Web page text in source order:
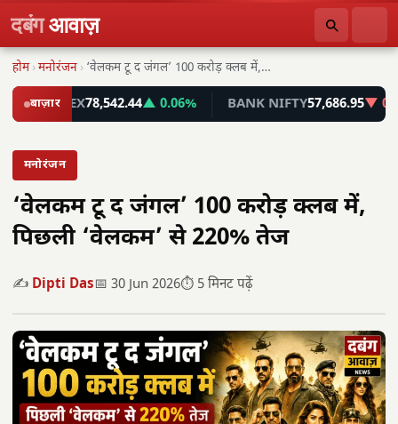
दबंगआवाज़
होम ›मनोरंजन › ‘वेलकम टू द जंगल’ 100 करोड़ क्लब में,…
बाज़ार
SENSEX78,542.44▲ 0.06% BANK NIFTY57,686.95▼ 0.10%
मनोरंजन
‘वेलकम टू द जंगल’ 100 करोड़ क्लब में,
पिछली ‘वेलकम’ से 220% तेज
✍️ Dipti Das📅 30 Jun 2026⏱️ 5 मिनट पढ़ें